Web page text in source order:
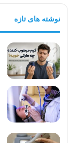
نوشته های تازه